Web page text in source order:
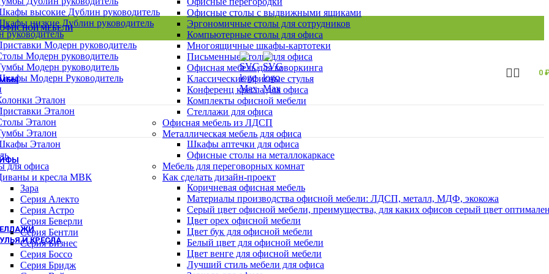
МЕБЕЛИ
Офисные столы с выдвижными ящиками
Эргономичные столы для сотрудников
Компьютерные столы для офиса
Многоящичные шкафы-картотеки
Письменные столы для офиса
Офисная мебель для коворкинга
Классические офисные стулья
Конференц кресла для офиса
Комплекты офисной мебели
Стеллажи для офиса
Офисная мебель из ЛДСП
Металлическая мебель для офиса
Шкафы аптечки для офиса
Офисные столы на металлокаркасе
Мебель для переговорных комнат
Как сделать дизайн-проект
Коричневая офисная мебель
Материалы производства офисной мебели: ЛДСП, металл, МДФ, экокожа
Серый цвет офисной мебели, преимущества, для каких офисов серый цвет
Цвет орех офисной мебели
Цвет бук для офисной мебели
Белый цвет для офисной мебели
Цвет венге для офисной мебели
Лучший стиль мебели для офиса
высокие Дублин руководитель
низкие Дублин руководитель
руководитель
Модерн руководитель
Модерн руководитель
Модерн руководитель
Модерн Руководитель
Эталон
Эталон
Эталон
Эталон
Эталон
для офиса
и кресла МВК
Зара
Серия Алекто
Серия Астро
Серия Беверли
Серия Бентли
Серия Бизнес
Серия Боссо
Серия Бридж
0
Шкафы Эталон
Шкафы для сумок
Архивные шкафы
Бухгалтерские шкафы
Картотечные шкафы
Шкафы для раздевалок
Смотреть все шкафыВСЕ ШКАФЫ
Тумбы Эталон
Тумбы Модерн персонал
Тумбы Модерн руководитель
Тумбы монолит персонал
Смотреть все тумбы
Взломостойкие сейфы
Офисно-мебельные сейфы
Офисные сейфы
Мебельные сейфы
Оружейные сейфы
И КРЕСЛА
Кресла для персонала
Кресла руководителя